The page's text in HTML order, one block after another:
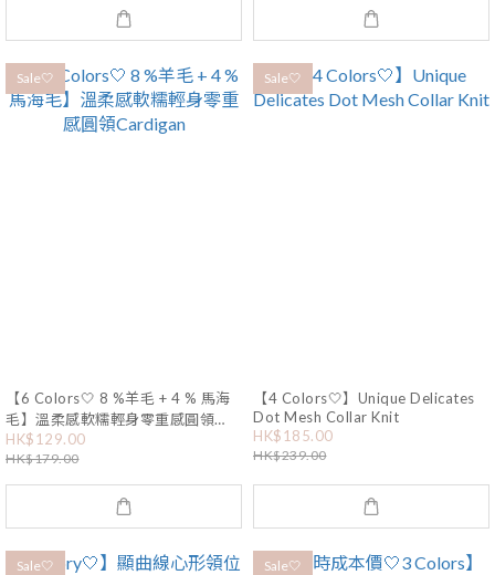
Sale🤍
【6 Colors🤍 8 %羊毛 + 4 % 馬海
毛】溫柔感軟糯輕身零重感圓領
Cardigan
HK$129.00
HK$179.00
Sale🤍
【4 Colors🤍】Unique Delicates
Dot Mesh Collar Knit
HK$185.00
HK$239.00
Sale🤍 Sale🤍